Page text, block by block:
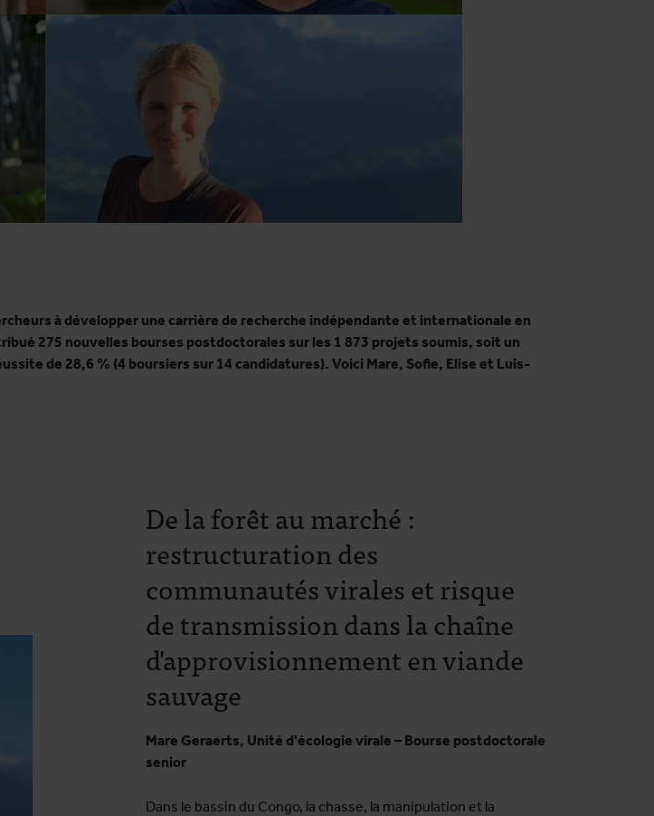
à développer une carrière de recherche indépendante et internationale en
275 nouvelles bourses postdoctorales sur les 1 873 projets soumis, soit un
de 28,6 % (4 boursiers sur 14 candidatures). Voici Mare, Sofie, Elise et Luis-
De la forêt au marché :
restructuration des
communautés virales et risque
de transmission dans la chaîne
d'approvisionnement en viande
sauvage
Mare Geraerts, Unité d'écologie virale – Bourse postdoctorale
senior
Dans le bassin du Congo, la chasse, la manipulation et la